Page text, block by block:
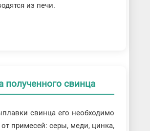
из печи.
полученного свинца
свинца его необходимо
от примесей: серы, меди, цинка,